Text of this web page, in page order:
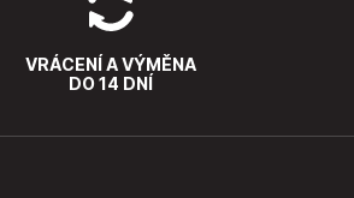
VRÁCENÍ A VÝMĚNA
DO 14 DNÍ